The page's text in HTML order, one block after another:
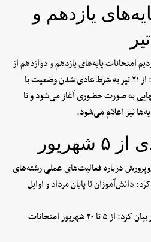
یازدهم و
امتحانات پایه‌های یازدهم و دوازدهم از
۲۱ تیر تا ۱۵ مرداد برگزار شود، گفت: از ۲۱ تیر به شرط عادی شدن وضعیت با
به صورت حضوری آغاز می‌شود و تا
نیز اعلام می‌شود.
درباره فعالیت‌های عملی رشته‌های
دانش‌آموزان تا پایان مرداد و اوایل
وی درخصوص امتحانات جبرانی نیز بیان کرد: از ۵ تا ۲۰ شهریور امتحانات